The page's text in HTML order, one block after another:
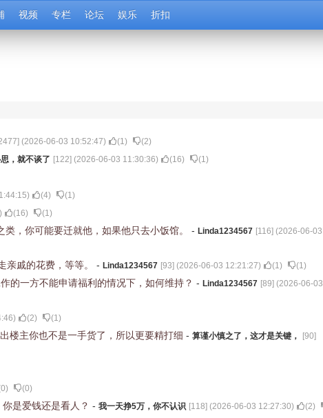
视频 专栏 论坛 娱乐 折扣
] (2026-06-03 10:52:47) (1) (2)
，就不谈了 [122] (2026-06-03 11:30:36) (16) (1)
) (4) (1)
) (16) (1)
，你可能要迁就他，如果他只去小饭馆。 - Linda1234567 [116] (2026-06-03
亲戚的花费，等等。 - Linda1234567 [93] (2026-06-03 12:21:27) (1) (1)
的一方不能申请福利的情况下，如何维持？ - Linda1234567 [89] (2026-06-03
) (2) (1)
楼主你也不是一手货了，所以更要精打细 - 算谨小慎之了，这才是关键， [90]
0) (0)
是爱钱还是看人？ - 我一天挣5万，你不认识 [118] (2026-06-03 12:27:30) (2)